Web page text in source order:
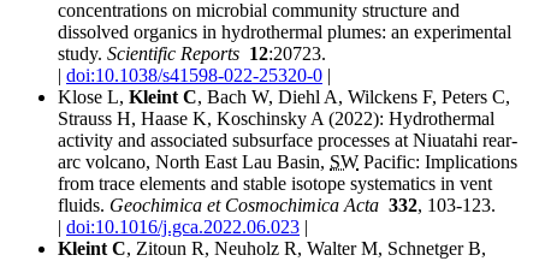
concentrations on microbial community structure and
dissolved organics in hydrothermal plumes: an experimental
study. Scientific Reports 12:20723.
| doi:10.1038/s41598-022-25320-0 |
Klose L, Kleint C, Bach W, Diehl A, Wilckens F, Peters C,
Strauss H, Haase K, Koschinsky A (2022): Hydrothermal
activity and associated subsurface processes at Niuatahi rear-
arc volcano, North East Lau Basin, SW Pacific: Implications
from trace elements and stable isotope systematics in vent
fluids. Geochimica et Cosmochimica Acta 332, 103-123.
| doi:10.1016/j.gca.2022.06.023 |
Kleint C, Zitoun R, Neuholz R, Walter M, Schnetger B,